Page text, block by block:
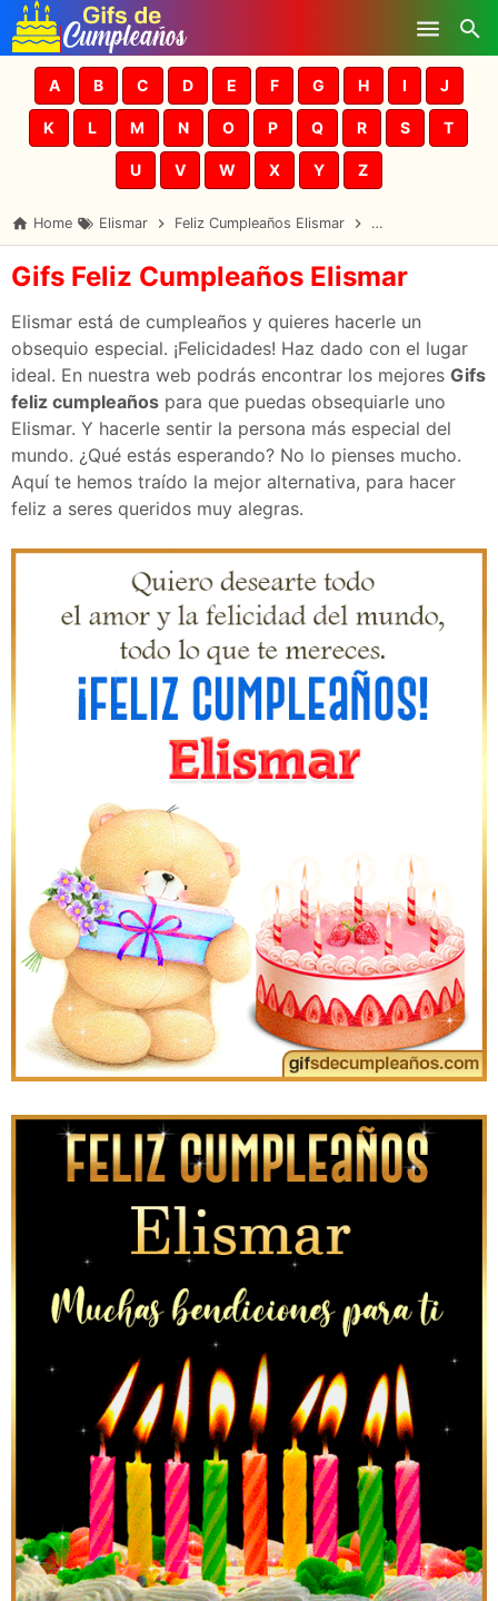
Skip to main content
A B C D E F G H I J
K L M N O P Q R S T
U V W X Y Z
Home Elismar Feliz Cumpleaños Elismar Gifs Cumpleaños
Gifs Feliz Cumpleaños Elismar
Elismar está de cumpleaños y quieres hacerle un
obsequio especial. ¡Felicidades! Haz dado con el lugar
ideal. En nuestra web podrás encontrar los mejores Gifs
feliz cumpleaños para que puedas obsequiarle uno
Elismar. Y hacerle sentir la persona más especial del
mundo. ¿Qué estás esperando? No lo pienses mucho.
Aquí te hemos traído la mejor alternativa, para hacer
feliz a seres queridos muy alegras.